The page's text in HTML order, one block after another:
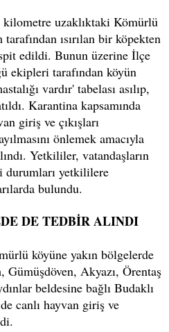
uzaklıktaki Kömürlü
ısırılan bir köpekten
edildi. Bunun üzerine İlçe
ekipleri tarafından köyün
vardır' tabelası asılıp,
Karantina kapsamında
giriş ve çıkışları
önlemek amacıyla
Yetkililer, vatandaşların
durumları yetkililere
bulundu.
DE TEDBİR ALINDI
köyüne yakın bölgelerde
Akyazı, Örentaş
beldesine bağlı Budaklı
canlı hayvan giriş ve